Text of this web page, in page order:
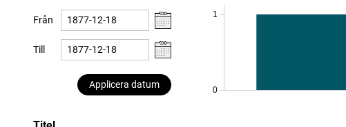
Från
Till
Applicera datum
0
1